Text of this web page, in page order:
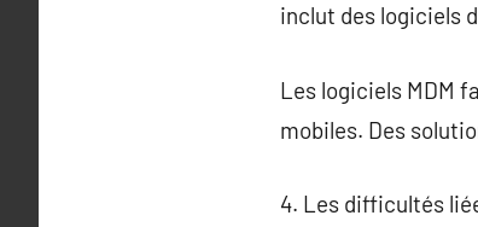
inclut des logiciels
Les logiciels MDM
mobiles. Des
4. Les difficultés